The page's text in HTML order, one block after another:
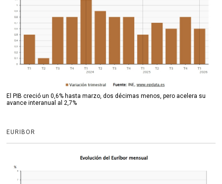
El PIB creció un 0,6% hasta marzo, dos décimas menos, pero acelera su
avance interanual al 2,7%
EURIBOR